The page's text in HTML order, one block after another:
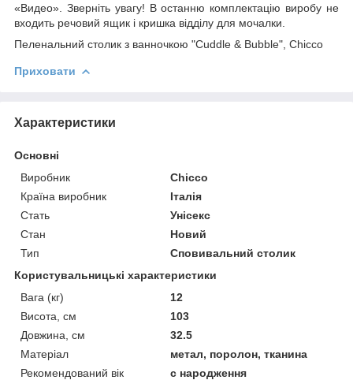
«Видео». Зверніть увагу! В останню комплектацію виробу не
входить речовий ящик і кришка відділу для мочалки.
Пеленальний столик з ванночкою "Cuddle & Bubble", Chicco
Приховати
Характеристики
Основні
Виробник
Chicco
Країна виробник
Італія
Стать
Унісекс
Стан
Новий
Тип
Сповивальний столик
Користувальницькі характеристики
Вага (кг)
12
Висота, см
103
Довжина, см
32.5
Матеріал
метал, поролон, тканина
Рекомендований вік
c народження